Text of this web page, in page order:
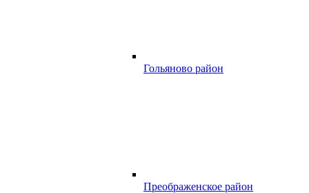
Гольяново район
Преображенское район